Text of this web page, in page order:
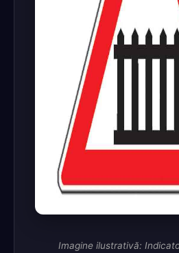
Imagine ilustrativă: